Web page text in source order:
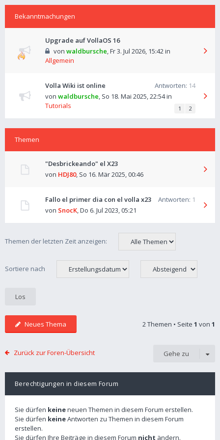
Bekanntmachungen
Upgrade auf VollaOS 16
von waldbursche,Fr 3. Jul 2026, 15:42in
Allgemein
Volla Wiki ist online Antworten: 14
von waldbursche, So 18. Mai 2025, 22:54in
Tutorials
1 2
Themen
"Desbrickeando" el X23
von HDJ80, So 16. Mär 2025, 00:46
Fallo el primer dia con el volla x23 Antworten: 1
von SnocK,Do 6. Jul 2023, 05:21
Themen der letzten Zeit anzeigen:
Sortiere nach
Neues Thema 2 Themen • Seite 1 von 1
Zurück zur Foren-Übersicht Gehe zu
Berechtigungen in diesem Forum
Sie dürfen keineneuen Themen in diesem Forum erstellen.
Sie dürfen keineAntworten zu Themen in diesem Forum
erstellen.
Sie dürfen Ihre Beiträge in diesem Forum nicht ändern.